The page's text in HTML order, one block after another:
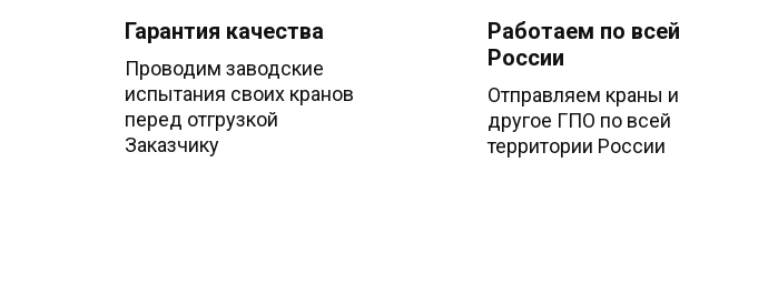
Гарантия качества
Проводим заводские
испытания своих кранов
перед отгрузкой
Заказчику
Работаем по всей
России
Отправляем краны и
другое ГПО по всей
территории России